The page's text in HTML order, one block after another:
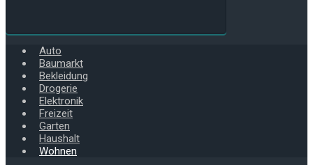
Auto
Baumarkt
Bekleidung
Drogerie
Elektronik
Freizeit
Garten
Haushalt
Wohnen